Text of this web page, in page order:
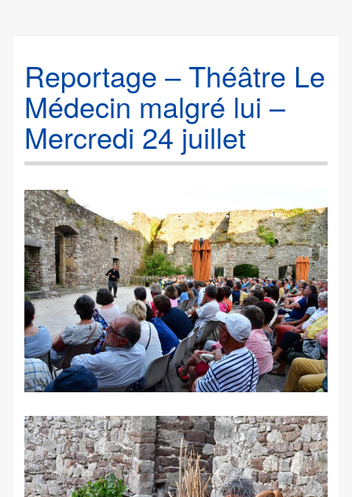
Reportage – Théâtre Le
Médecin malgré lui –
Mercredi 24 juillet